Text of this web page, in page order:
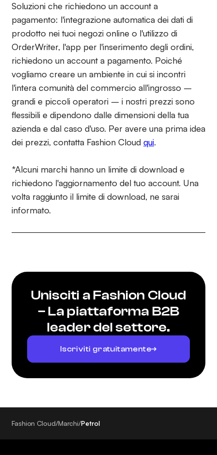
Soluzioni che richiedono un account a
pagamento: l'integrazione automatica dei dati di
prodotto nei tuoi negozi online o l'utilizzo di
OrderWriter, l'app per l'inserimento degli ordini,
richiedono un account a pagamento. Poiché
vogliamo creare un ambiente in cui si incontri
l'intera comunità del commercio all'ingrosso –
grandi e piccoli operatori – i nostri prezzi sono
flessibili e dipendono dalle dimensioni della tua
azienda e dal caso d'uso. Per avere una prima idea
dei prezzi, contatta Fashion Cloud qui.
*Alcuni marchi hanno un limite di download e
richiedono l'aggiornamento del tuo account. Una
volta raggiunto il limite di download, ne sarai
informato.
Unisciti a Fashion Cloud
– La piattaforma B2B
leader del settore.
Iscriviti gratuitamente
Fashion Cloud/Marchi/Petrol